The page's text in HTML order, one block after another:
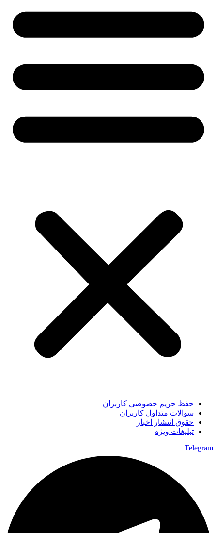
حفظ حریم خصوصی کاربران
سوالات متداول کاربران
حقوق انتشار اخبار
تبلیغات ویژه
Telegram